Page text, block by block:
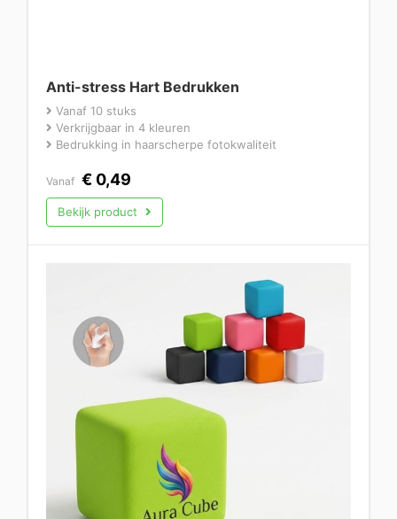
Anti-stress Hart Bedrukken
Vanaf 10 stuks
Verkrijgbaar in 4 kleuren
Bedrukking in haarscherpe fotokwaliteit
Vanaf € 0,49
Bekijk product